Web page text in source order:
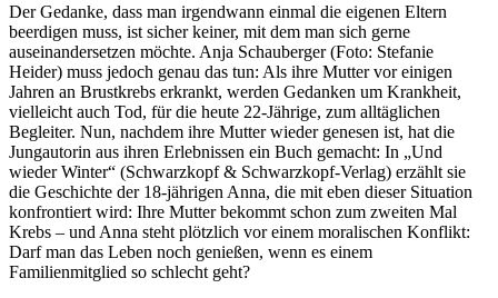
Der Gedanke, dass man irgendwann einmal die eigenen Eltern
beerdigen muss, ist sicher keiner, mit dem man sich gerne
auseinandersetzen möchte. Anja Schauberger (Foto: Stefanie
Heider) muss jedoch genau das tun: Als ihre Mutter vor einigen
Jahren an Brustkrebs erkrankt, werden Gedanken um Krankheit,
vielleicht auch Tod, für die heute 22-Jährige, zum alltäglichen
Begleiter. Nun, nachdem ihre Mutter wieder genesen ist, hat die
Jungautorin aus ihren Erlebnissen ein Buch gemacht: In „Und
wieder Winter“ (Schwarzkopf & Schwarzkopf-Verlag) erzählt sie
die Geschichte der 18-jährigen Anna, die mit eben dieser Situation
konfrontiert wird: Ihre Mutter bekommt schon zum zweiten Mal
Krebs – und Anna steht plötzlich vor einem moralischen Konflikt:
Darf man das Leben noch genießen, wenn es einem
Familienmitglied so schlecht geht?